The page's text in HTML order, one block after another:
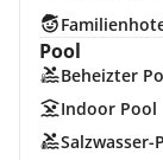
Pool
Beheizter
Indoor Pool
Salzwasser-